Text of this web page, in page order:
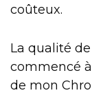
coûteux.
La qualité
commencé
de mon